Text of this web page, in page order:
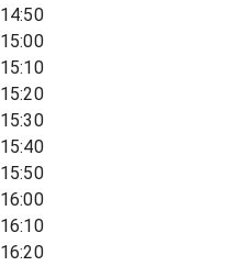
14:50
15:00
15:10
15:20
15:30
15:40
15:50
16:00
16:10
16:20